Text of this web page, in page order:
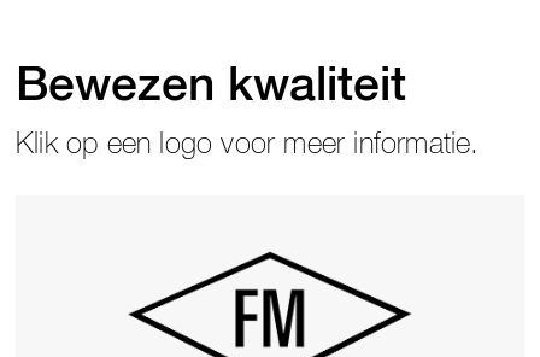
Bewezen kwaliteit
Klik op een logo voor meer informatie.